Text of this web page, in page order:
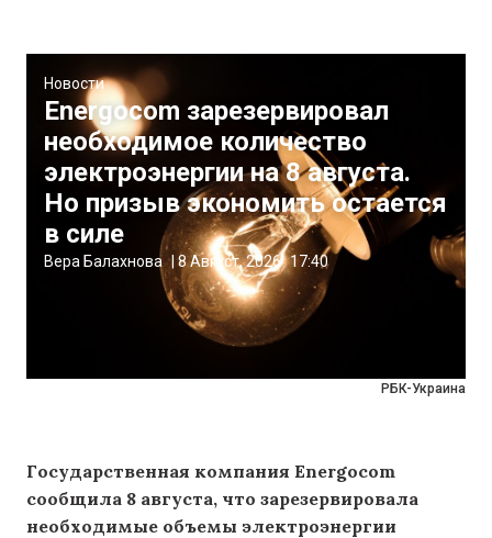
РБК-Украина
Новости
Energocom зарезервировал
необходимое количество
электроэнергии на 8 августа.
Но призыв экономить остается
в силе
Вера Балахнова |8 Август, 2026 17:40
Государственная компания Energocom
сообщила 8 августа, что зарезервировала
необходимые объемы электроэнергии